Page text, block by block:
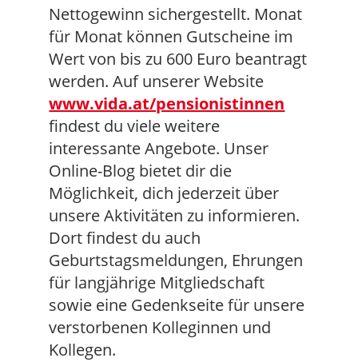
Nettogewinn sichergestellt. Monat
für Monat können Gutscheine im
Wert von bis zu 600 Euro beantragt
werden. Auf unserer Website
www.vida.at/pensionistinnen
findest du viele weitere
interessante Angebote. Unser
Online-Blog bietet dir die
Möglichkeit, dich jederzeit über
unsere Aktivitäten zu informieren.
Dort findest du auch
Geburtstagsmeldungen, Ehrungen
für langjährige Mitgliedschaft
sowie eine Gedenkseite für unsere
verstorbenen Kolleginnen und
Kollegen.